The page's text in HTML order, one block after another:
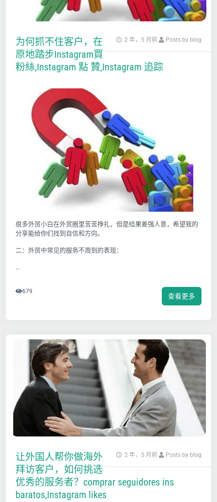
2 年，5 月前 Posts by blog
为何抓不住客户，在
原地踏步Instagram買
粉絲,Instagram 點 贊,Instagram 追踪
很多外贸小白在外贸圈里苦苦挣扎，但是结果差强人意，希望我的
分享能给你们找到自信和方向。
二：外贸中常见的服务不周到的表现：
…
查看更多
679
2 年，5 月前 Posts by blog
让外国人帮你做海外
拜访客户，如何挑选
优秀的服务者？comprar seguidores ins
baratos,Instagram likes